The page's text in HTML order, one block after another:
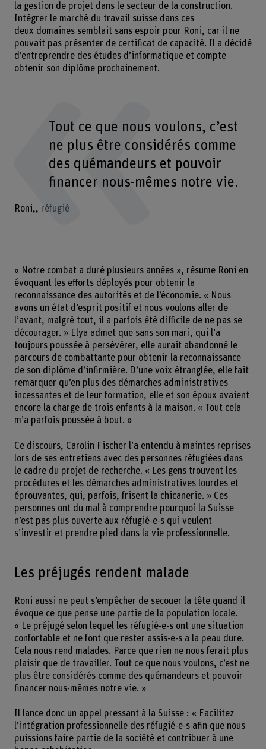
la gestion de projet dans le secteur de la construction.
Intégrer le marché du travail suisse dans ces
deux domaines semblait sans espoir pour Roni, car il ne
pouvait pas présenter de certificat de capacité. Il a décidé
d’entreprendre des études d’informatique et compte
obtenir son diplôme prochainement.
Tout ce que nous voulons, c’est
ne plus être considérés comme
des quémandeurs et pouvoir
financer nous-mêmes notre vie.
Roni, réfugié
« Notre combat a duré plusieurs années », résume Roni en
évoquant les efforts déployés pour obtenir la
reconnaissance des autorités et de l’économie. « Nous
avons un état d’esprit positif et nous voulons aller de
l’avant, malgré tout, il a parfois été difficile de ne pas se
décourager. » Elya admet que sans son mari, qui l’a
toujours poussée à persévérer, elle aurait abandonné le
parcours de combattante pour obtenir la reconnaissance
de son diplôme d’infirmière. D’une voix étranglée, elle fait
remarquer qu’en plus des démarches administratives
incessantes et de leur formation, elle et son époux avaient
encore la charge de trois enfants à la maison. « Tout cela
m’a parfois poussée à bout. »
Ce discours, Carolin Fischer l’a entendu à maintes reprises
lors de ses entretiens avec des personnes réfugiées dans
le cadre du projet de recherche. « Les gens trouvent les
procédures et les démarches administratives lourdes et
éprouvantes, qui, parfois, frisent la chicanerie. » Ces
personnes ont du mal à comprendre pourquoi la Suisse
n’est pas plus ouverte aux réfugié-e-s qui veulent
s’investir et prendre pied dans la vie professionnelle.
Les préjugés rendent malade
Roni aussi ne peut s’empêcher de secouer la tête quand il
évoque ce que pense une partie de la population locale.
« Le préjugé selon lequel les réfugié-e-s ont une situation
confortable et ne font que rester assis-e-s a la peau dure.
Cela nous rend malades. Parce que rien ne nous ferait plus
plaisir que de travailler. Tout ce que nous voulons, c’est ne
plus être considérés comme des quémandeurs et pouvoir
financer nous-mêmes notre vie. »
Il lance donc un appel pressant à la Suisse : « Facilitez
l’intégration professionnelle des réfugié-e-s afin que nous
puissions faire partie de la société et contribuer à une